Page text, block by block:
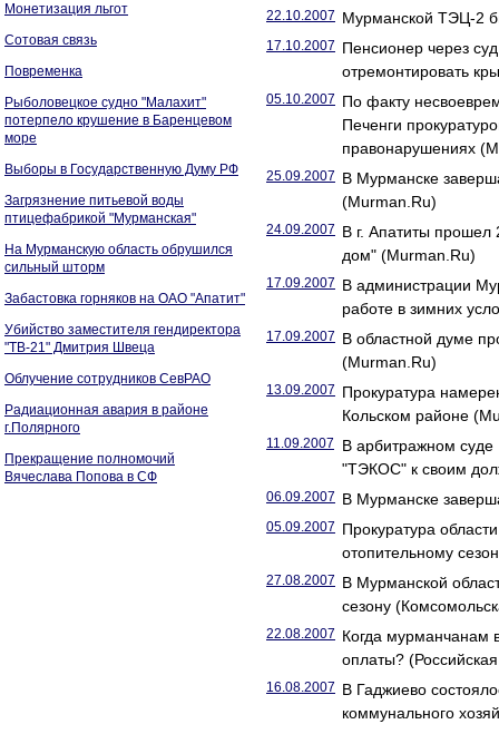
Монетизация льгот
Сотовая связь
Повременка
Рыболовецкое судно "Малахит"
потерпело крушение в Баренцевом
море
Выборы в Государственную Думу РФ
Загрязнение питьевой воды
птицефабрикой "Мурманская"
На Мурманскую область обрушился
сильный шторм
Забастовка горняков на ОАО "Апатит"
Убийство заместителя гендиректора
"ТВ-21" Дмитрия Швеца
Облучение сотрудников СевРАО
Радиационная авария в районе
г.Полярного
Прекращение полномочий
Вячеслава Попова в СФ
22.10.2007 Мурманской ТЭЦ-2
17.10.2007 Пенсионер через
отремонтировать
05.10.2007 По факту
Печенги
правонарушениях
25.09.2007 В Мурманске
(Murman.Ru)
24.09.2007 В г. Апатиты
дом" (Murman.Ru)
17.09.2007 В администрации
работе в зимних
17.09.2007 В областной думе
(Murman.Ru)
13.09.2007 Прокуратура
Кольском районе
11.09.2007
В арбитражном
"ТЭКОС" к своим
06.09.2007 В Мурманске
05.09.2007 Прокуратура
отопительному
27.08.2007 В Мурманской
сезону
22.08.2007 Когда мурманчанам
оплаты? (Российская
16.08.2007 В Гаджиево
коммунального